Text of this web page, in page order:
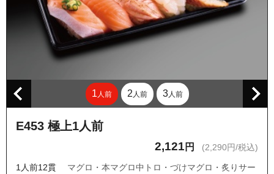
1人前 2 人前 3人前
E453 極上1人前
2,121 円 (2,290円/税込)
1人前12貫
マグロ・本マグロ中トロ・づけマグロ・炙りサー